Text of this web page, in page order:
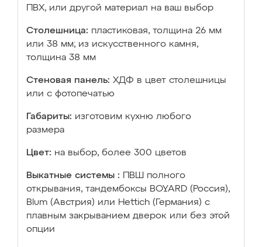
ПВХ, или другой материал на ваш выбор
Столешница: пластиковая, толщина 26 мм
или 38 мм; из искусственного камня,
толщина 38 мм
Стеновая панель: ХДФ в цвет столешницы
или с фотопечатью
Габариты: изготовим кухню любого
размера
Цвет: на выбор, более 300 цветов
Выкатные системы :
ПВШ полного
открывания, тандембоксы BOYARD (Россия),
Blum (Австрия) или Hettich (Германия) с
плавным закрыванием дверок или без этой
опции